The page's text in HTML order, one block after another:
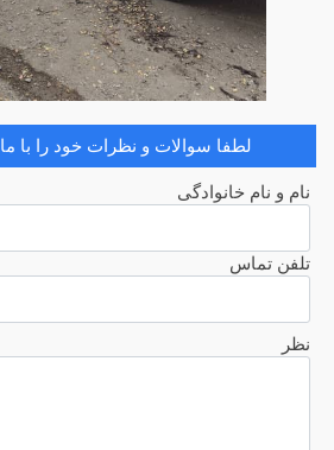
لطفا سوالات و نظرات خود را با ما
نام و نام خانوادگی
تلفن تماس
نظر